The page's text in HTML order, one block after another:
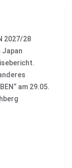
2027/28
Japan
am 29.05.